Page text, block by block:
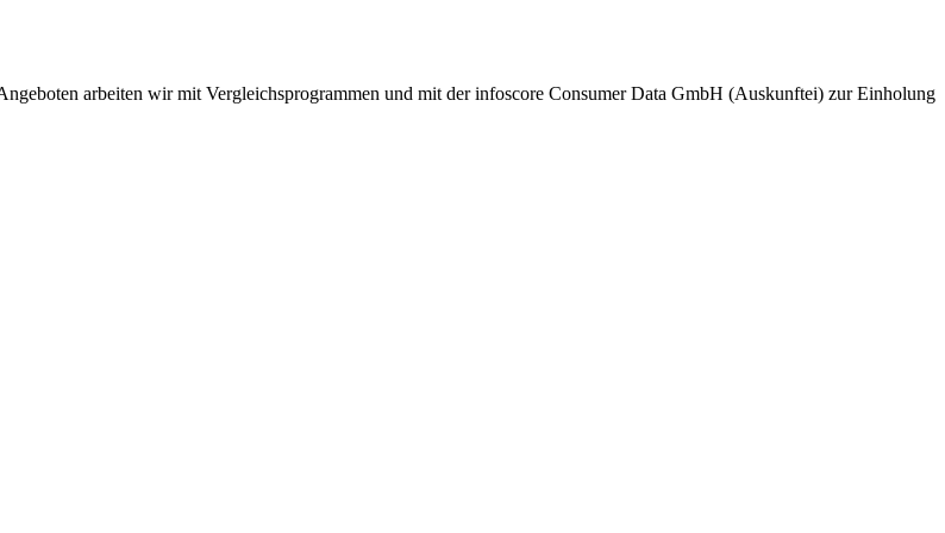
arbeiten wir mit Vergleichsprogrammen und mit der infoscore Consumer Data GmbH (Auskunftei) zur Einholung